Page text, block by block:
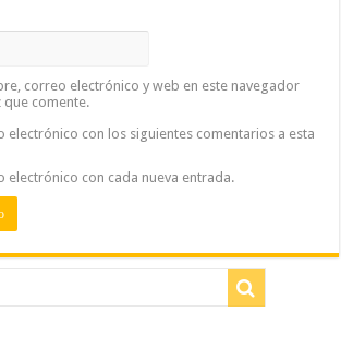
correo electrónico y web en este navegador
que comente.
electrónico con los siguientes comentarios a esta
electrónico con cada nueva entrada.